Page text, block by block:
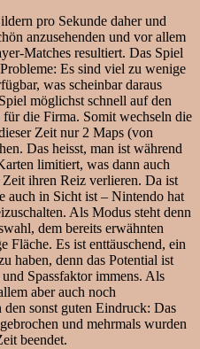
pro Sekunde daher und
anzusehenden und vor allem
Matches resultiert. Das Spiel
Es sind viel zu wenige
was scheinbar daraus
möglichst schnell auf den
die Firma. Somit wechseln die
Zeit nur 2 Maps (von
Das heisst, man ist während
limitiert, was dann auch
ihren Reiz verlieren. Da ist
auch in Sicht ist – Nintendo hat
Als Modus steht denn
dem bereits erwähnten
Fläche. Es ist enttäuschend, ein
haben, denn das Potential ist
Spassfaktor immens. Als
aber auch noch
sonst guten Eindruck: Das
und mehrmals wurden
beendet.